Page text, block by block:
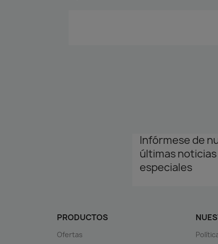
Infórmese de
últimas
especiales
PRODUCTOS
Ofertas